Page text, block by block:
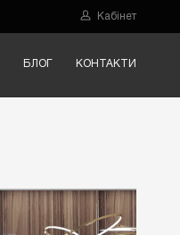
Кабінет
БЛОГ КОНТАКТИ